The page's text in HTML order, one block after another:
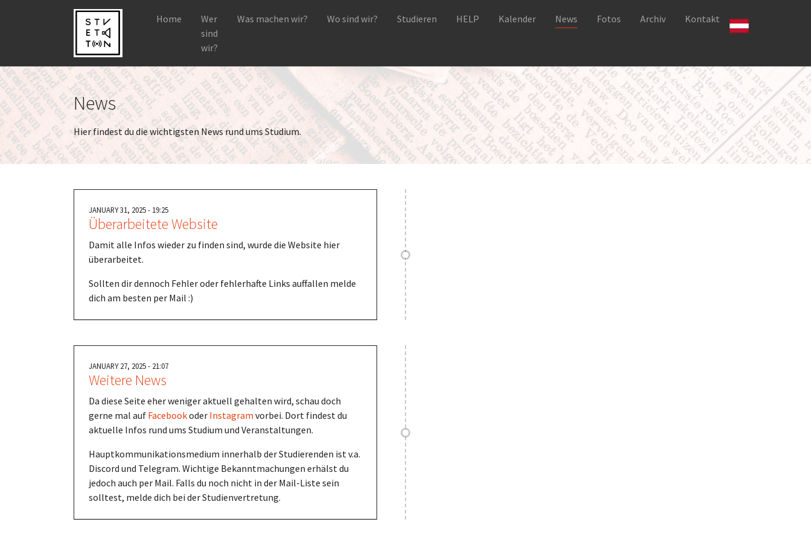
Skip to main navigation
Skip to main content
Skip to page footer
Home
Wer
sind
wir?
Was machen wir? Wo sind wir? Studieren HELP Kalender News Fotos Archiv Kontakt
News
Hier findest du die wichtigsten News rund ums Studium.
JANUARY 31, 2025 - 19:25
Überarbeitete Website
Damit alle Infos wieder zu finden sind, wurde die Website hier
überarbeitet.
Sollten dir dennoch Fehler oder fehlerhafte Links auffallen melde
dich am besten per Mail :)
JANUARY 27, 2025 - 21:07
Weitere News
Da diese Seite eher weniger aktuell gehalten wird, schau doch
gerne mal auf Facebookoder Instagram vorbei. Dort findest du
aktuelle Infos rund ums Studium und Veranstaltungen.
Hauptkommunikationsmedium innerhalb der Studierenden ist v.a.
Discord und Telegram. Wichtige Bekanntmachungen erhälst du
jedoch auch per Mail. Falls du noch nicht in der Mail-Liste sein
solltest, melde dich bei der Studienvertretung.